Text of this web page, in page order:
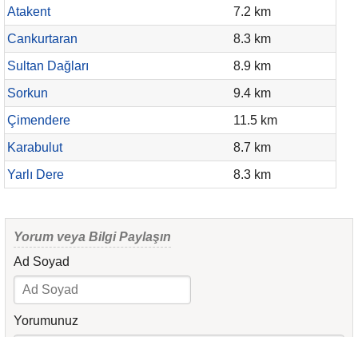
Atakent
7.2 km
Cankurtaran
8.3 km
Sultan Dağları
8.9 km
Sorkun
9.4 km
Çimendere
11.5 km
Karabulut
8.7 km
Yarlı Dere
8.3 km
Yorum veya Bilgi Paylaşın
Ad Soyad
Yorumunuz